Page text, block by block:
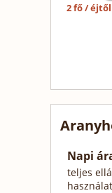
2 fő / éjtől
Napi
teljes